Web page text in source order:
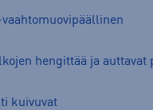
hengittää ja auttavat
kuivuvat